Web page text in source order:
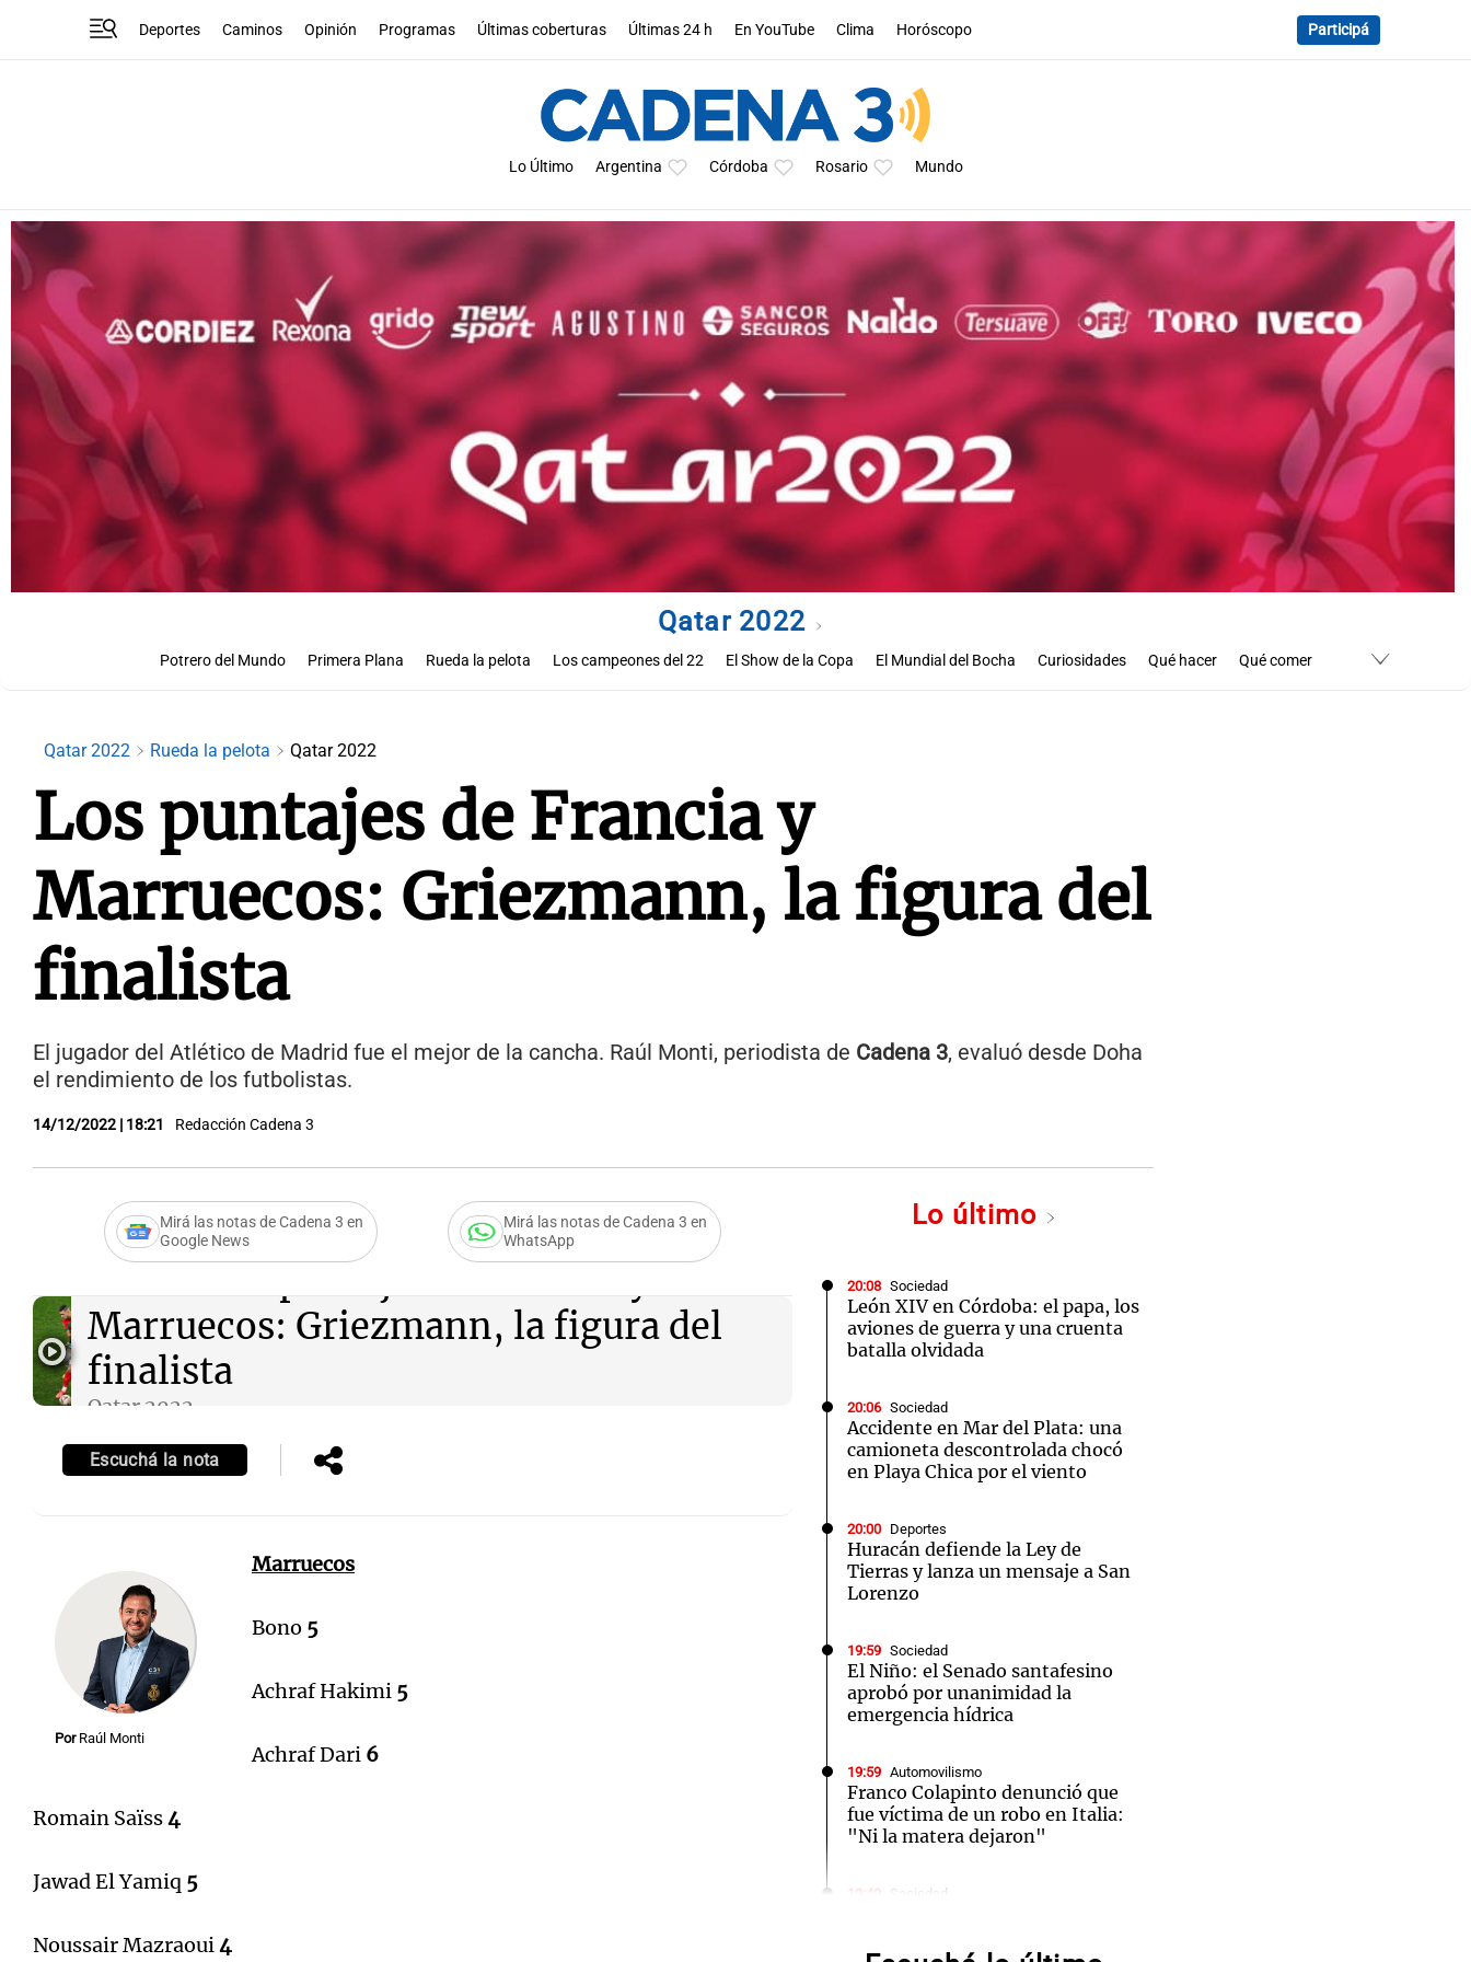
Deportes Caminos Opinión Programas Últimas coberturas Últimas 24 h En YouTube Clima Horóscopo Participá
Lo Último Argentina Córdoba Rosario Mundo
Qatar 2022
Potrero del Mundo Primera Plana Rueda la pelota Los campeones del 22 El Show de la Copa El Mundial del Bocha Curiosidades Qué hacer
Qué comer
Qatar 2022 Rueda la pelota Qatar 2022
Los puntajes de Francia y
Marruecos: Griezmann, la figura del
finalista
El jugador del Atlético de Madrid fue el mejor de la cancha. Raúl Monti, periodista de Cadena 3, evaluó desde Doha
el rendimiento de los futbolistas.
14/12/2022 | 18:21 Redacción Cadena 3
Mirá las notas de Cadena 3 en
Google News
Mirá las notas de Cadena 3 en
WhatsApp
Marruecos: Griezmann, la figura del
finalista
Qatar 2022
Escuchá la nota
Por Raúl Monti
Marruecos
Bono 5
Achraf Hakimi 5
Achraf Dari 6
Romain Saïss4
Jawad El Yamiq 5
Noussair Mazraoui4
Lo último
20:08 Sociedad
León XIV en Córdoba: el papa, los
aviones de guerra y una cruenta
batalla olvidada
20:06 Sociedad
Accidente en Mar del Plata: una
camioneta descontrolada chocó
en Playa Chica por el viento
20:00 Deportes
Huracán defiende la Ley de
Tierras y lanza un mensaje a San
Lorenzo
19:59 Sociedad
El Niño: el Senado santafesino
aprobó por unanimidad la
emergencia hídrica
19:59 Automovilismo
Franco Colapinto denunció que
fue víctima de un robo en Italia:
"Ni la matera dejaron"
19:49 Sociedad
Meteorólogo
alerta que El
Notas
Editorial
Notas
Mundial 2026 La Sole en Cadena 3 El huracán de Arequito Cadena 3 en Groenlandia